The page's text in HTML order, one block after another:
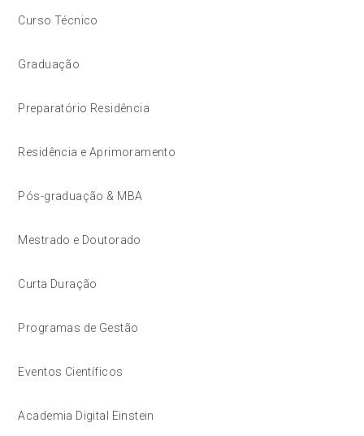
Curso Técnico
Graduação
Preparatório Residência
Residência e Aprimoramento
Pós-graduação & MBA
Mestrado e Doutorado
Curta Duração
Programas de Gestão
Eventos Científicos
Academia Digital Einstein